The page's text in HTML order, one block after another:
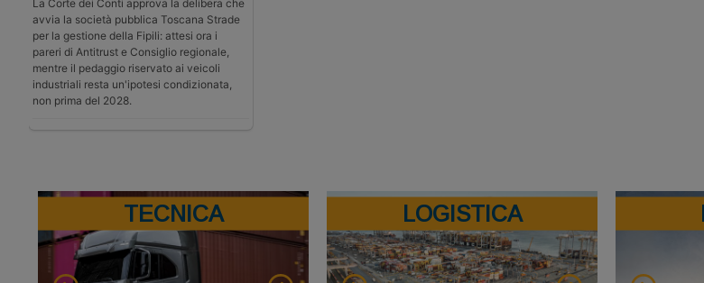
La Corte dei Conti approva la delibera che
avvia la società pubblica Toscana Strade
per la gestione della Fipili: attesi ora i
pareri di Antitrust e Consiglio regionale,
mentre il pedaggio riservato ai veicoli
industriali resta un'ipotesi condizionata,
non prima del 2028.
TECNICA LOGISTICA